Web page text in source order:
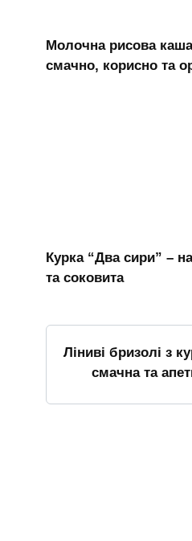
Молочна рисова
смачно, корисно та
Курка “Два сири” –
та соковита
Ліниві бризолі з
смачна та